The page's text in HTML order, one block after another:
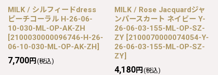
MILK / シルフィードdress
ピーチコーラル H-26-06-
10-030-ML-OP-AK-ZH
[2100030000096746-H-26-
06-10-030-ML-OP-AK-ZH]
7,700円 (税込)
MILK / Rose Jacquardジャ
ンパースカート ネイビー Y-
26-06-03-155-ML-OP-SZ-
ZY [2100070000074054-Y-
26-06-03-155-ML-OP-SZ-
ZY]
4,180円 (税込)